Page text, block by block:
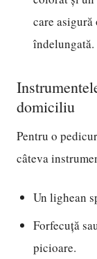
care
îndelungată.
domiciliu
Pentru o
câteva
Un lighean
Forfecuță
picioare.